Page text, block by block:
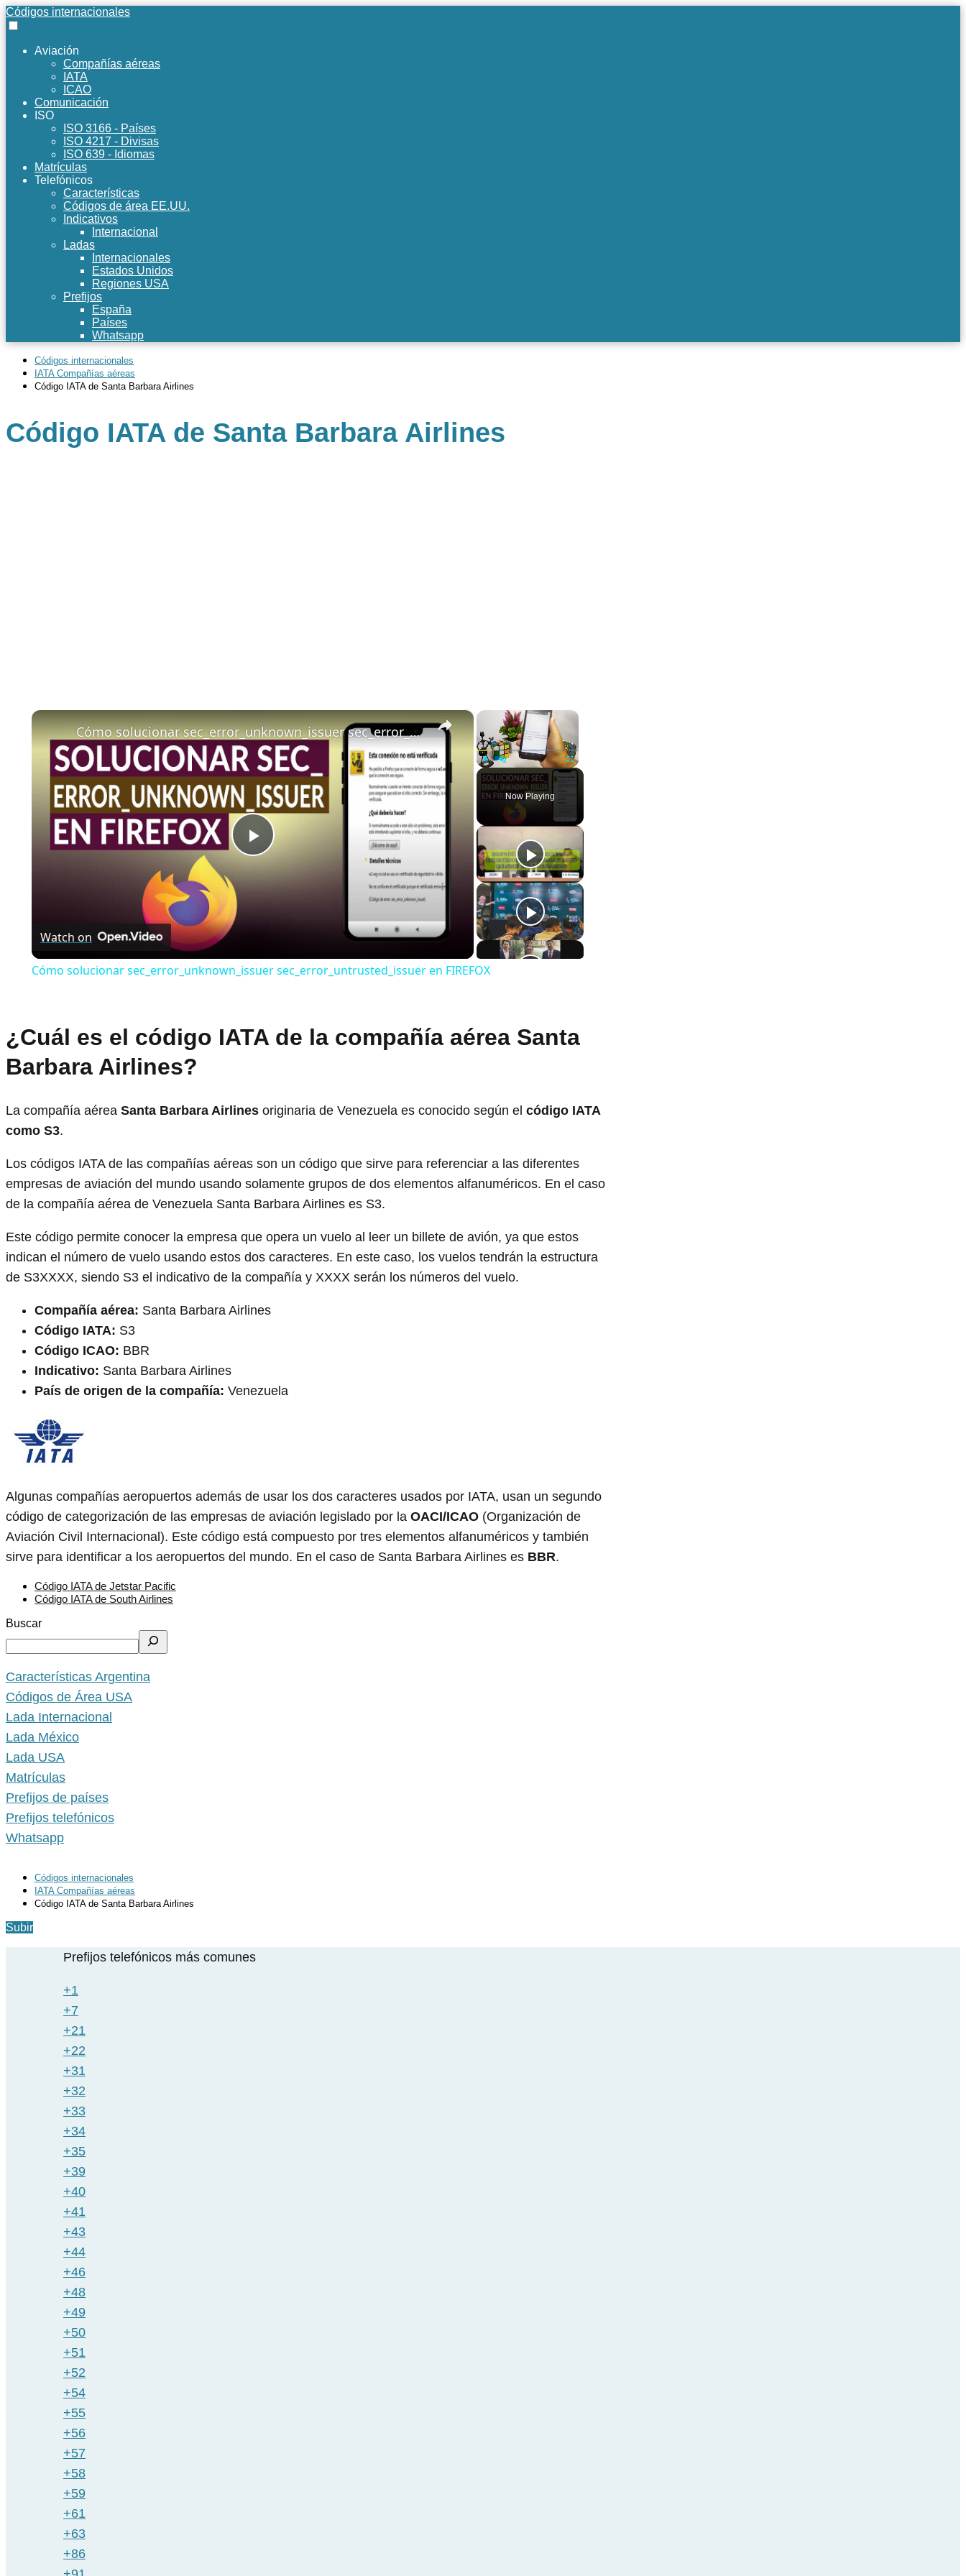
Códigos internacionales
Aviación
Compañías aéreas
IATA
ICAO
Comunicación
ISO
ISO 3166 - Países
ISO 4217 - Divisas
ISO 639 - Idiomas
Matrículas
Telefónicos
Características
Códigos de área EE.UU.
Indicativos
Internacional
Ladas
Internacionales
Estados Unidos
Regiones USA
Prefijos
España
Países
Whatsapp
Códigos internacionales
IATA Compañías aéreas
Código IATA de Santa Barbara Airlines
Código IATA de Santa Barbara Airlines
×
Play Unmute Fullscreen
Now Playing
×
Play
Video
Cómo solucionar sec_error_unknown_issuer sec_error_untrusted_issuer en FIREFOX
Watch on
Cómo solucionar sec_error_unknown_issuer sec_error_untrusted_issuer en FIREFOX
¿Cuál es el código IATA de la compañía aérea Santa
Barbara Airlines?
La compañía aérea Santa Barbara Airlines originaria de Venezuela es conocido según el código IATA
como S3.
Los códigos IATA de las compañías aéreas son un código que sirve para referenciar a las diferentes
empresas de aviación del mundo usando solamente grupos de dos elementos alfanuméricos. En el caso
de la compañía aérea de Venezuela Santa Barbara Airlines es S3.
Este código permite conocer la empresa que opera un vuelo al leer un billete de avión, ya que estos
indican el número de vuelo usando estos dos caracteres. En este caso, los vuelos tendrán la estructura
de S3XXXX, siendo S3 el indicativo de la compañía y XXXX serán los números del vuelo.
Compañía aérea: Santa Barbara Airlines
Código IATA: S3
Código ICAO: BBR
Indicativo: Santa Barbara Airlines
País de origen de la compañía: Venezuela
Algunas compañías aeropuertos además de usar los dos caracteres usados por IATA, usan un segundo
código de categorización de las empresas de aviación legislado por la OACI/ICAO (Organización de
Aviación Civil Internacional). Este código está compuesto por tres elementos alfanuméricos y también
sirve para identificar a los aeropuertos del mundo. En el caso de Santa Barbara Airlines es BBR.
Código IATA de Jetstar Pacific
Código IATA de South Airlines
Buscar
Características Argentina
Códigos de Área USA
Lada Internacional
Lada México
Lada USA
Matrículas
Prefijos de países
Prefijos telefónicos
Whatsapp
Códigos internacionales
IATA Compañías aéreas
Código IATA de Santa Barbara Airlines
Subir
Prefijos telefónicos más comunes
+1
+7
+21
+22
+31
+32
+33
+34
+35
+39
+40
+41
+43
+44
+46
+48
+49
+50
+51
+52
+54
+55
+56
+57
+58
+59
+61
+63
+86